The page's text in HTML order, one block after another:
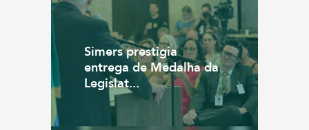
Simers prestigia
entrega de Medalha da
Legislat...